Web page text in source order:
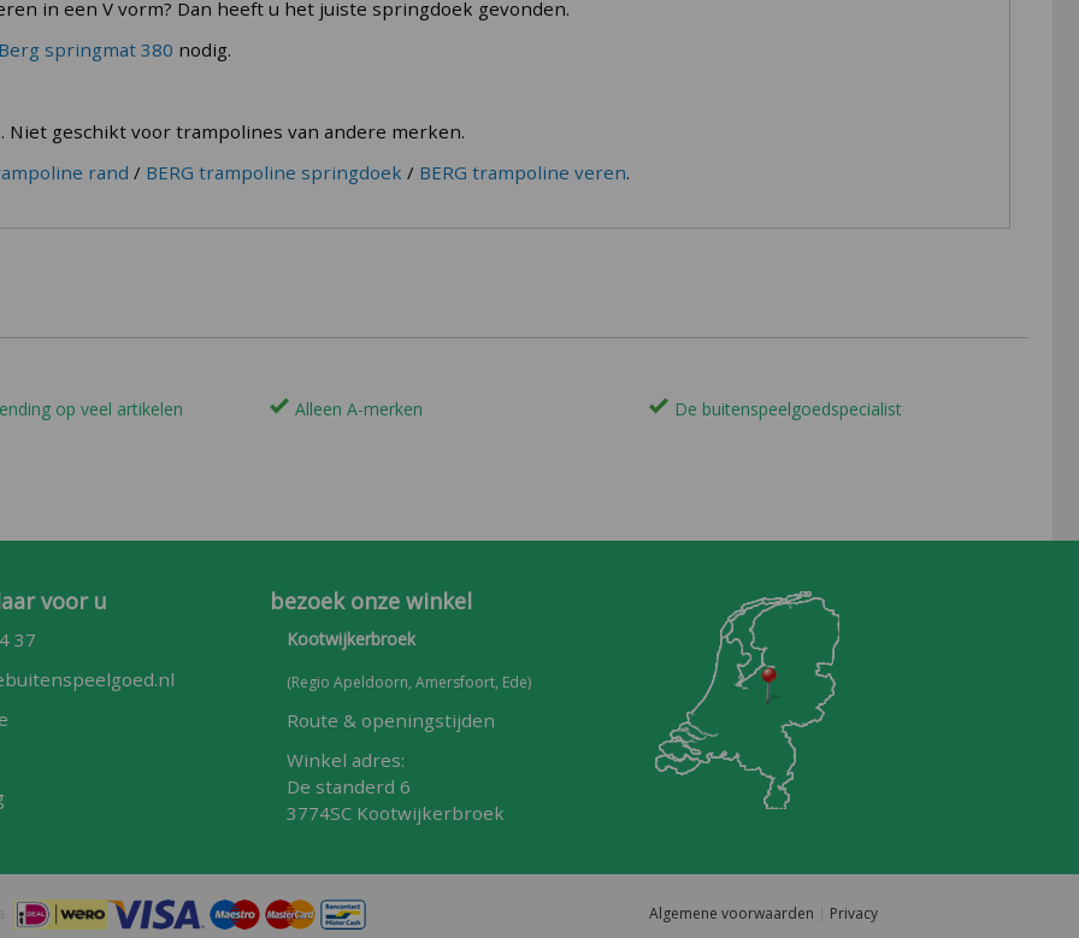
in een V vorm? Dan heeft u het juiste springdoek gevonden.
Berg springmat 380 nodig.
Niet geschikt voor trampolines van andere merken.
rand / BERG trampoline springdoek / BERG trampoline veren.
op veel artikelen Alleen A-merken De buitenspeelgoedspecialist
voor u
37
bezoek onze winkel
Kootwijkerbroek
(Regio Apeldoorn, Amersfoort, Ede)
Route & openingstijden
Winkel adres:
De standerd 6
3774SC Kootwijkerbroek
Algemene voorwaarden Privacy